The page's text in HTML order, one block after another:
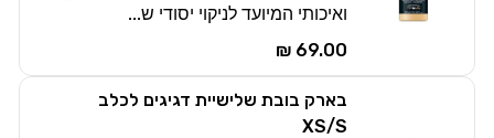
ואיכותי המיועד לניקוי יסודי ש...
69.00 ₪
בארק בובת שלישיית דגיגים לכלב
XS/S